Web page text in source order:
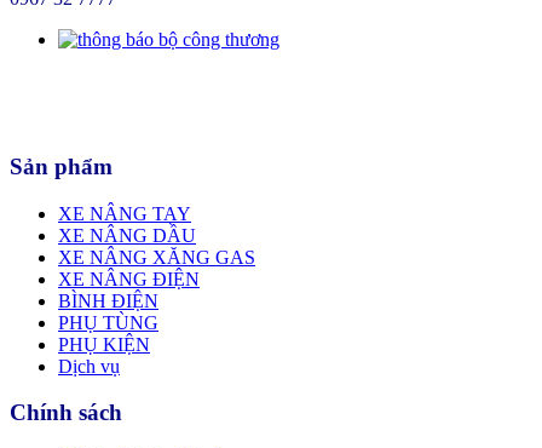
Sản phẩm
XE NÂNG TAY
XE NÂNG DẦU
XE NÂNG XĂNG GAS
XE NÂNG ĐIỆN
BÌNH ĐIỆN
PHỤ TÙNG
PHỤ KIỆN
Dịch vụ
Chính sách